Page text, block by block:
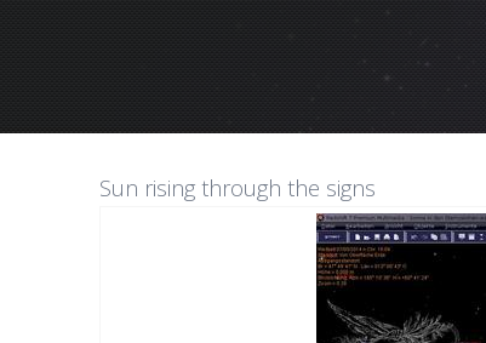
Sun rising through the signs